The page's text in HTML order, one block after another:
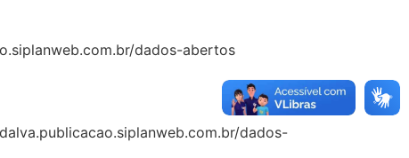
dados-abertos
dados-